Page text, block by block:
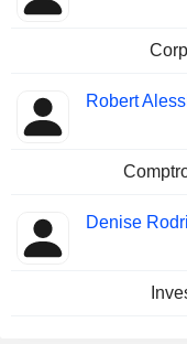
Robert
Denise